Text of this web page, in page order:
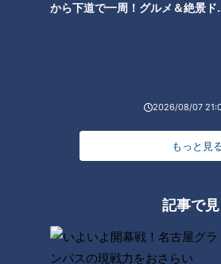
から下道で一周！グルメ＆絶景ド
2026/08/07
もっと見
記事で
【次の動画】ピエロの母「私は
想いは…定期配信型ドキュメン
タリー 第7話
【前の
界…で
配信型